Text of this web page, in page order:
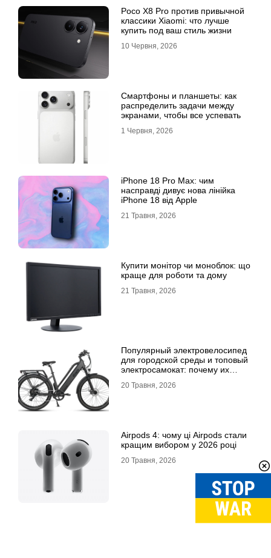
Poco X8 Pro против привычной
классики Xiaomi: что лучше
купить под ваш стиль жизни
10 Червня, 2026
Смартфоны и планшеты: как
распределить задачи между
экранами, чтобы все успевать
1 Червня, 2026
iPhone 18 Pro Max: чим
насправді дивує нова лінійка
iPhone 18 від Apple
21 Травня, 2026
Купити монітор чи моноблок: що
краще для роботи та дому
21 Травня, 2026
Популярный электровелосипед
для городской среды и топовый
электросамокат: почему их
20 Травня, 2026
Airpods 4: чому ці Airpods стали
кращим вибором у 2026 році
20 Травня, 2026